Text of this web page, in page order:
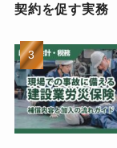
契約を促す実務